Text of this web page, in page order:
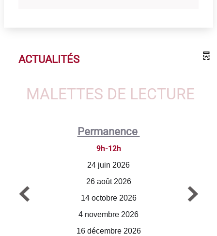
ACTUALITÉS
MALETTES DE LECTURE
Permanence
9h-12h
24 juin 2026
26 août 2026
14 octobre 2026
4 novembre 2026
16 décembre 2026